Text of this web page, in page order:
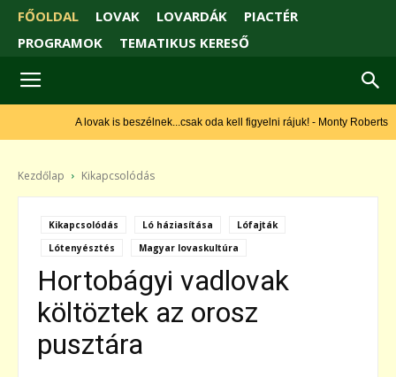
FŐOLDAL LOVAK LOVARDÁK
PIACTÉR
PROGRAMOK
TEMATIKUS KERESŐ
A lovak is beszélnek...csak oda kell figyelni rájuk! - Monty Roberts
Kezdőlap Kikapcsolódás
Kikapcsolódás Ló háziasítása
Lófajták
Lótenyésztés
Magyar lovaskultúra
Hortobágyi vadlovak
költöztek az orosz
pusztára